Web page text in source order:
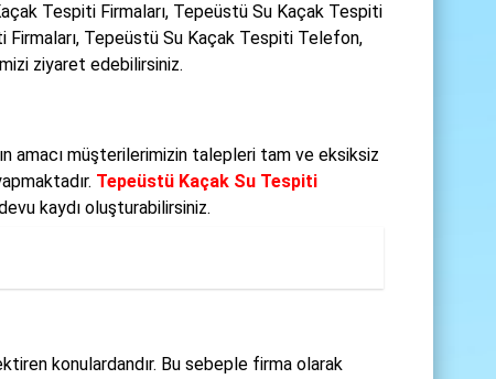
Tespiti Firmaları, Tepeüstü Su Kaçak Tespiti
Firmaları, Tepeüstü Su Kaçak Tespiti Telefon,
ziyaret edebilirsiniz.
amacı müşterilerimizin talepleri tam ve eksiksiz
Tepeüstü Kaçak Su Tespiti
kaydı oluşturabilirsiniz.
konulardandır. Bu sebeple firma olarak